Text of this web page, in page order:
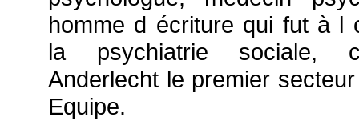
homme d écriture qui fut à l
la psychiatrie sociale,
Anderlecht le premier
Equipe.